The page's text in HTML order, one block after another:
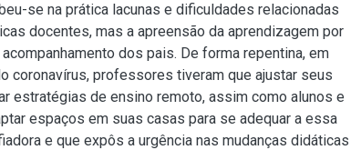
se na prática lacunas e dificuldades relacionadas
docentes, mas a apreensão da aprendizagem por
dos pais. De forma repentina, em
coronavírus, professores tiveram que ajustar seus
estratégias de ensino remoto, assim como alunos e
espaços em suas casas para se adequar a essa
e que expôs a urgência nas mudanças didáticas